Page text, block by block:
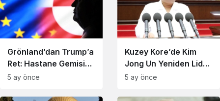
Grönland’dan Trump’a
Ret: Hastane Gemisi
İstemiyorlar
5 ay önce
Kuzey Kore’de Kim
Jong Un Yeniden Lider
Seçildi
5 ay önce